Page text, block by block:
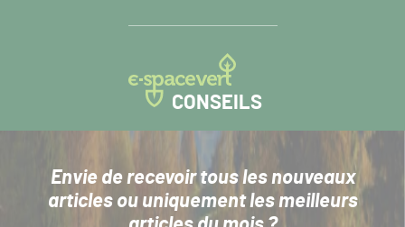
CONSEILS
Envie de recevoir tous les nouveaux
articlesou uniquement les meilleurs